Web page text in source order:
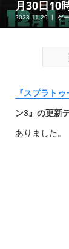
月30日10
2023.11.29 ゲ
『スプラト
ン3』の更新
ありました。